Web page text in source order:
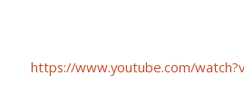
https://www.youtube.com/